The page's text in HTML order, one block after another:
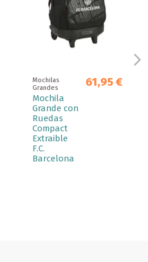
Mochilas
Grandes
Mochila
Grande con
Ruedas
Compact
Extraible
F.C.
Barcelona
61,95 €